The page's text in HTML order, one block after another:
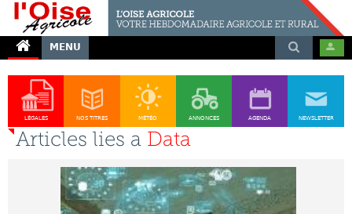
MENU
LÉGALES NOS TITRES MÉTÉO ANNONCES AGENDA NEWSLETTER
Articles lies a Data